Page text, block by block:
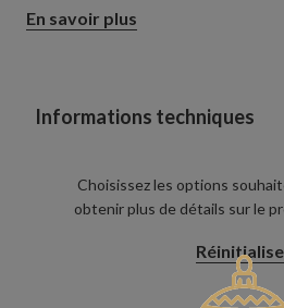
manger ouvertes.
En savoir plus
Informations techniques
Choisissez les options
obtenir plus de détails sur le